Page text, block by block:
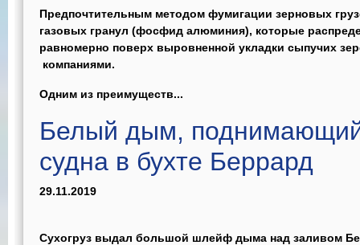
Предпочтительным методом фумигации зерновых
газовых гранул (фосфид алюминия), которые
равномерно поверх выровненной укладки сыпучих
компаниями.
Одним из преимуществ...
Белый дым,
судна в бухте Беррард
29.11.2019
Сухогруз выдал большой шлейф дыма над заливом